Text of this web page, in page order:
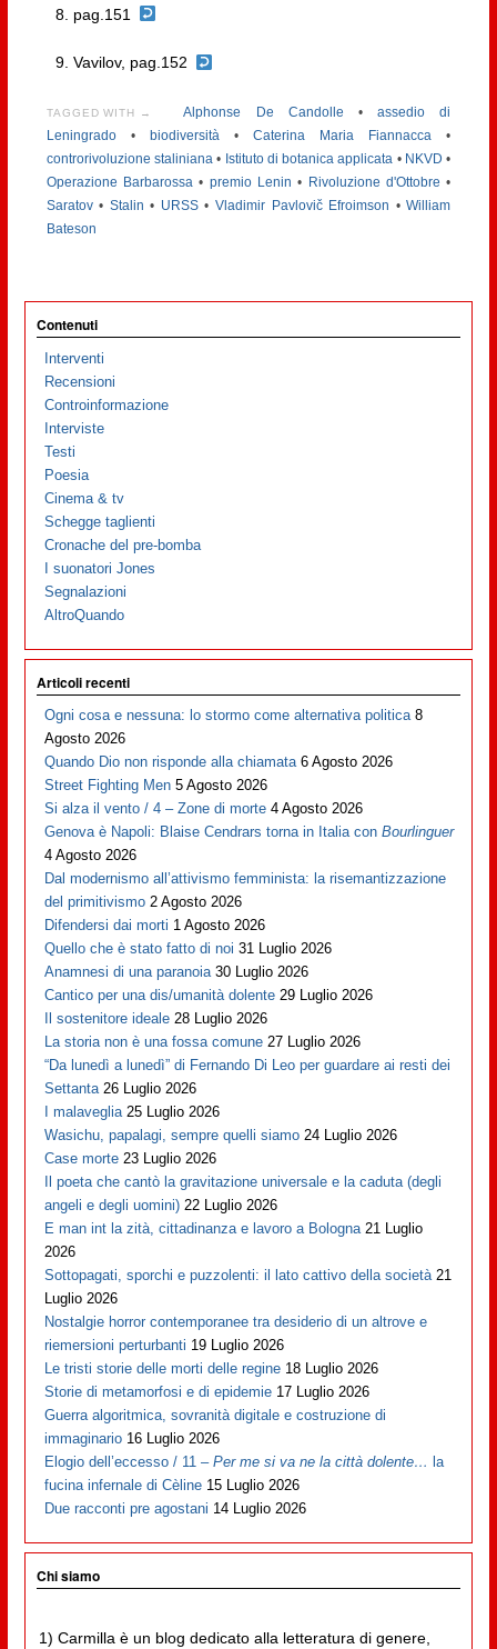
pag.151
Vavilov, pag.152
TAGGED WITH → Alphonse De Candolle •assedio di
Leningrado• biodiversità•Caterina Maria Fiannacca •
controrivoluzione staliniana • Istituto di botanica applicata • NKVD •
Operazione Barbarossa • premio Lenin • Rivoluzione d'Ottobre •
Saratov• Stalin • URSS•Vladimir Pavlovič Efroimson •William
Bateson
Contenuti
Interventi
Recensioni
Controinformazione
Interviste
Testi
Poesia
Cinema & tv
Schegge taglienti
Cronache del pre-bomba
I suonatori Jones
Segnalazioni
AltroQuando
Articoli recenti
Ogni cosa e nessuna: lo stormo come alternativa politica 8
Agosto 2026
Quando Dio non risponde alla chiamata 6 Agosto 2026
Street Fighting Men 5 Agosto 2026
Si alza il vento / 4 – Zone di morte 4 Agosto 2026
Genova è Napoli: Blaise Cendrars torna in Italia conBourlinguer
4 Agosto 2026
Dal modernismo all’attivismo femminista: la risemantizzazione
del primitivismo 2 Agosto 2026
Difendersi dai morti 1 Agosto 2026
Quello che è stato fatto di noi 31 Luglio 2026
Anamnesi di una paranoia 30 Luglio 2026
Cantico per una dis/umanità dolente 29 Luglio 2026
Il sostenitore ideale 28 Luglio 2026
La storia non è una fossa comune 27 Luglio 2026
“Da lunedì a lunedì” di Fernando Di Leo per guardare ai resti dei
Settanta 26 Luglio 2026
I malaveglia 25 Luglio 2026
Wasichu, papalagi, sempre quelli siamo 24 Luglio 2026
Case morte 23 Luglio 2026
Il poeta che cantò la gravitazione universale e la caduta (degli
angeli e degli uomini) 22 Luglio 2026
E man int la zità, cittadinanza e lavoro a Bologna 21 Luglio
2026
Sottopagati, sporchi e puzzolenti: il lato cattivo della società 21
Luglio 2026
Nostalgie horror contemporanee tra desiderio di un altrove e
riemersioni perturbanti 19 Luglio 2026
Le tristi storie delle morti delle regine 18 Luglio 2026
Storie di metamorfosi e di epidemie 17 Luglio 2026
Guerra algoritmica, sovranità digitale e costruzione di
immaginario 16 Luglio 2026
Elogio dell’eccesso / 11 –Per me si va ne la città dolente… la
fucina infernale di Cèline 15 Luglio 2026
Due racconti pre agostani 14 Luglio 2026
Chi siamo
1) Carmilla è un blog dedicato alla letteratura di genere,